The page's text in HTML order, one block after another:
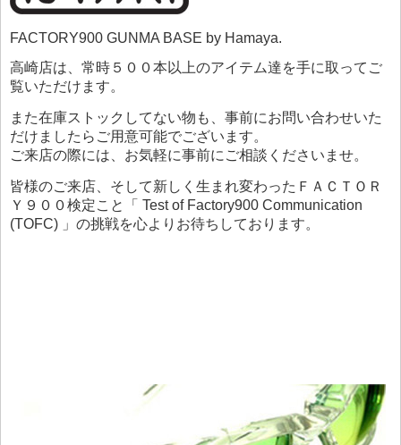
FACTORY900 GUNMA BASE by Hamaya.
高崎店は、常時５００本以上のアイテム達を手に取ってご
覧いただけます。
また在庫ストックしてない物も、事前にお問い合わせいた
だけましたらご用意可能でございます。
ご来店の際には、お気軽に事前にご相談くださいませ。
皆様のご来店、そして新しく生まれ変わったＦＡＣＴＯＲ
Ｙ９００検定こと「 Test of Factory900 Communication
(TOFC) 」の挑戦を心よりお待ちしております。